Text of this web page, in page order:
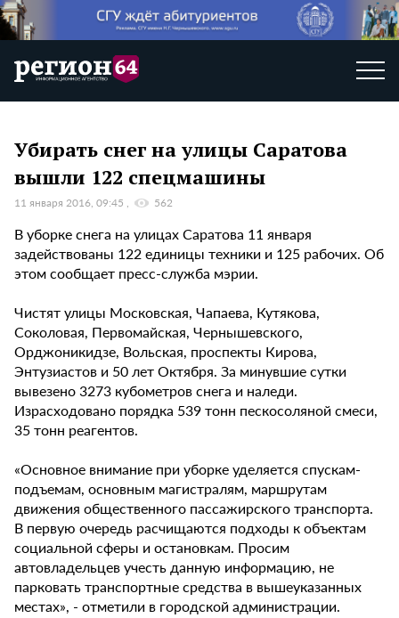
Убирать снег на улицы Саратова
вышли 122 спецмашины
11 января 2016, 09:45 562
В уборке снега на улицах Саратова 11 января
задействованы 122 единицы техники и 125 рабочих. Об
этом сообщает пресс-служба мэрии.
Чистят улицы Московская, Чапаева, Кутякова,
Соколовая, Первомайская, Чернышевского,
Орджоникидзе, Вольская, проспекты Кирова,
Энтузиастов и 50 лет Октября. За минувшие сутки
вывезено 3273 кубометров снега и наледи.
Израсходовано порядка 539 тонн пескосоляной смеси,
35 тонн реагентов.
«Основное внимание при уборке уделяется спускам-
подъемам, основным магистралям, маршрутам
движения общественного пассажирского транспорта.
В первую очередь расчищаются подходы к объектам
социальной сферы и остановкам. Просим
автовладельцев учесть данную информацию, не
парковать транспортные средства в вышеуказанных
местах», - отметили в городской администрации.